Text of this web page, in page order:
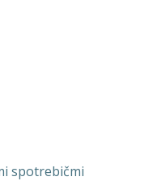
spotrebičmi